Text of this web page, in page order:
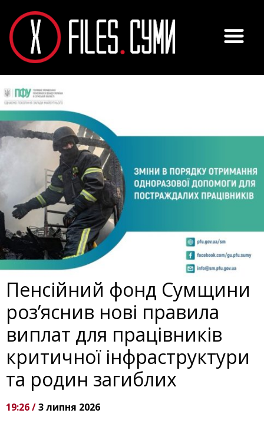
Пенсійний фонд Сумщини
роз’яснив нові правила
виплат для працівників
критичної інфраструктури
та родин загиблих
19:26 /3 липня 2026